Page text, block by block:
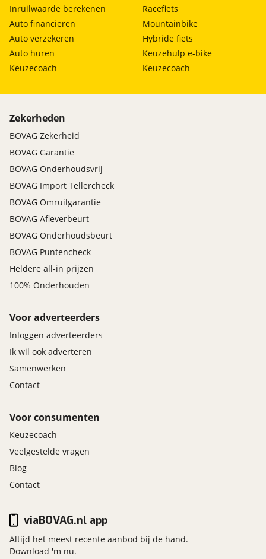
Inruilwaarde berekenen
Auto financieren
Auto verzekeren
Auto huren
Keuzecoach
Racefiets
Mountainbike
Hybride fiets
Keuzehulp e-bike
Keuzecoach
Zekerheden
BOVAG Zekerheid
BOVAG Garantie
BOVAG Onderhoudsvrij
BOVAG Import Tellercheck
BOVAG Omruilgarantie
BOVAG Afleverbeurt
BOVAG Onderhoudsbeurt
BOVAG Puntencheck
Heldere all-in prijzen
100% Onderhouden
Voor adverteerders
Inloggen adverteerders
Ik wil ook adverteren
Samenwerken
Contact
Voor consumenten
Keuzecoach
Veelgestelde vragen
Blog
Contact
viaBOVAG.nl app
Altijd het meest recente aanbod bij de hand.
Download 'm nu.